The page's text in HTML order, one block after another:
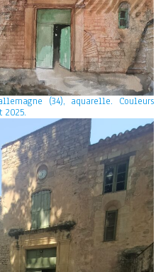
(34), aquarelle. Couleurs
2025.